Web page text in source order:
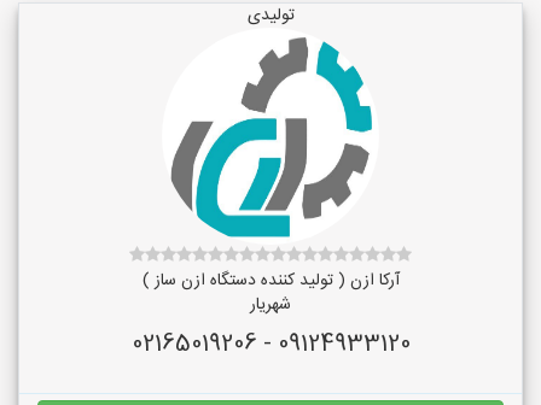
تولیدی
آرکا ازن ( تولید کننده دستگاه ازن ساز )
شهریار
09124933120 - 02165019206